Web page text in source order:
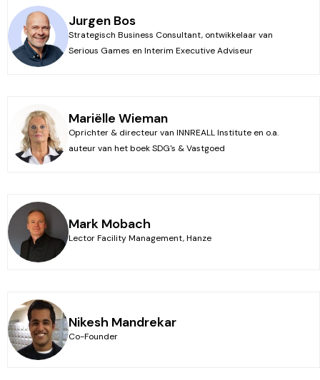
Jurgen Bos
Strategisch Business Consultant, ontwikkelaar van
Serious Games en Interim Executive Adviseur
Mariëlle Wieman
Oprichter & directeur van INNREALL Institute en o.a.
auteur van het boek SDG's & Vastgoed
Mark Mobach
Lector Facility Management, Hanze
Nikesh Mandrekar
Co-Founder